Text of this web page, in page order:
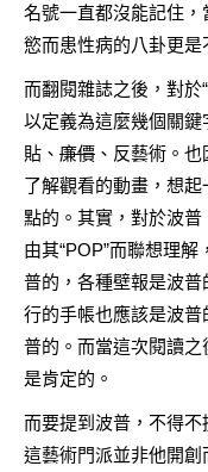
名號一直都沒能記住
慾而患性病的八卦更是
而翻閱雜誌之後，對於
以定義為這麼幾個關
貼、 廉價 、反藝術。
了解觀看的動畫，想
點的。其實，對於波
由其“POP”而聯想理
普的，各種壁報是波
行的手帳也應該是波
普的。而當這次閱讀
是肯定的。
而要提到波普，不得不
這藝術門派並非他開創